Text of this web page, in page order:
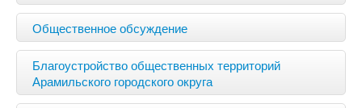
Общественное обсуждение
Благоустройство общественных территорий
Арамильского городского округа